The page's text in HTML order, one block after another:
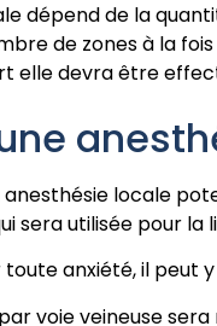
dépend de la
de zones à la
devra être
locale
sera utilisée pour
anxiété, il peut
voie veineuse